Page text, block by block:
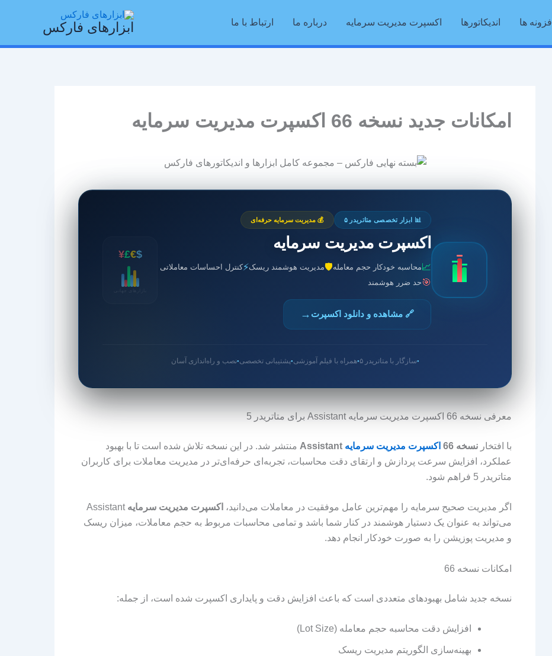
افزونه ها اندیکاتورها اکسپرت مدیریت سرمایه درباره ما ارتباط با ما ابزارهای فارکس
امکانات جدید نسخه 66 اکسپرت مدیریت سرمایه
📊 ابزار تخصصی متاتریدر ۵ 💰 مدیریت سرمایه حرفه‌ای
اکسپرت مدیریت سرمایه
📈 محاسبه خودکار حجم معامله🛡️مدیریت هوشمند ریسک⚡کنترل احساسات معاملاتی
🎯 حد ضرر هوشمند
🔗 مشاهده و دانلود اکسپرت →
$
€
£
¥
●سازگار با متاتریدر ۵ ●همراه با فیلم آموزشی ●پشتیبانی تخصصی ●نصب و راه‌اندازی آسان
معرفی نسخه 66 اکسپرت مدیریت سرمایه Assistant برای متاتریدر 5
با افتخار نسخه 66 اکسپرت مدیریت سرمایه
منتشر شد. در این نسخه تلاش شده است تا با بهبود
عملکرد، افزایش سرعت پردازش و ارتقای دقت محاسبات، تجربه‌ای حرفه‌ای‌تر در مدیریت معاملات برای کاربران
متاتریدر 5 فراهم شود.
اگر مدیریت صحیح سرمایه را مهم‌ترین عامل موفقیت در معاملات می‌دانید، اکسپرت مدیریت سرمایه Assistant
می‌تواند به عنوان یک دستیار هوشمند در کنار شما باشد و تمامی محاسبات مربوط به حجم معاملات، میزان ریسک
و مدیریت پوزیشن را به صورت خودکار انجام دهد.
امکانات نسخه 66
نسخه جدید شامل بهبودهای متعددی است که باعث افزایش دقت و پایداری اکسپرت شده است، از جمله:
افزایش دقت محاسبه حجم معامله (Lot Size)
بهینه‌سازی الگوریتم مدیریت ریسک